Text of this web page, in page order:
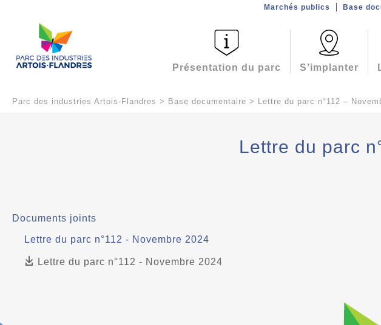
Présentation du parc S’implanter
Marchés publics Base
Parc des industries Artois-Flandres > Base documentaire > Lettre du parc n°112 –
Lettre du parc
Documents joints
Lettre du parc n°112 - Novembre 2024
Lettre du parc n°112 - Novembre 2024